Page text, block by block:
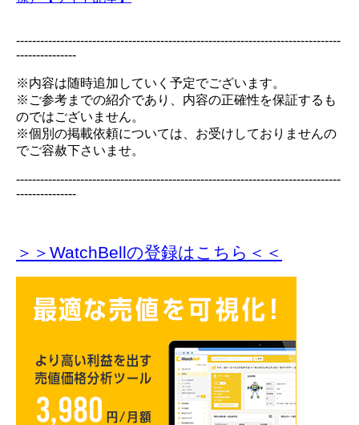
---------------------------------------------------------------------------------
---------------
※内容は随時追加していく予定でございます。
※ご参考までの紹介であり、内容の正確性を保証するも
のではございません。
※個別の掲載依頼については、お受けしておりませんの
でご容赦下さいませ。
---------------------------------------------------------------------------------
---------------
＞＞WatchBellの登録はこちら＜＜